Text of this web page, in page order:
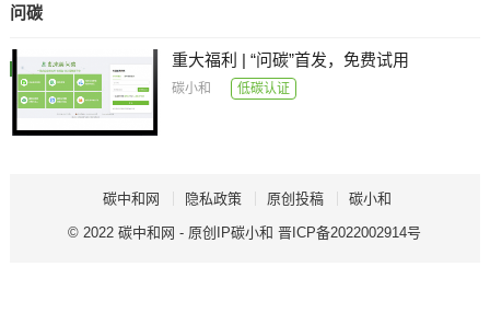
问碳
重大福利 | “问碳”首发，免费试用
碳小和 低碳认证
碳中和网 隐私政策 原创投稿 碳小和
© 2022碳中和网 - 原创IP碳小和 晋ICP备2022002914号